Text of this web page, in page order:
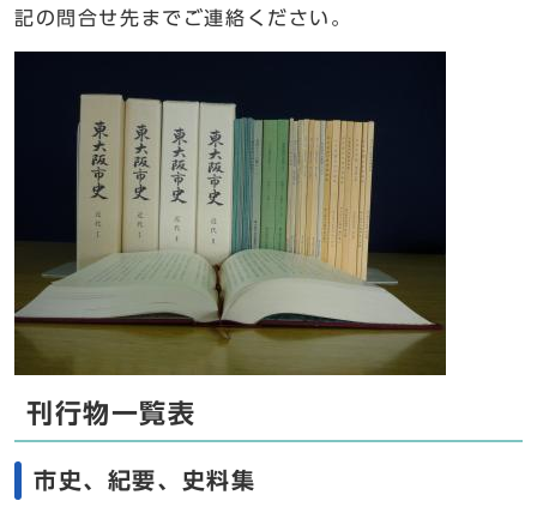
記の問合せ先までご連絡ください。
刊行物一覧表
市史、紀要、史料集